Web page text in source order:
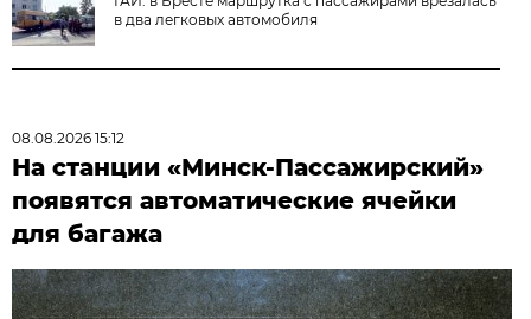
в два легковых автомобиля
08.08.2026 15:12
На станции «Минск-Пассажирский»
появятся автоматические ячейки
для багажа